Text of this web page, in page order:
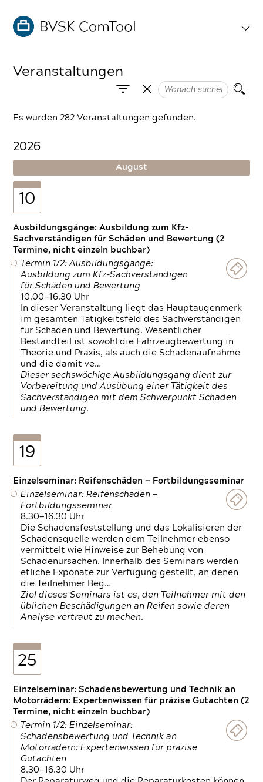
Veranstaltungen
Es wurden 282 Veranstaltungen gefunden.
2026
August
10
Ausbildungsgänge: Ausbildung zum Kfz-
Sachverständigen für Schäden und Bewertung (2
Termine, nicht einzeln buchbar)
Termin 1/2: Ausbildungsgänge:
Ausbildung zum Kfz-Sachverständigen
für Schäden und Bewertung
10.00—16.30 Uhr
In dieser Veranstaltung liegt das Hauptaugenmerk
im gesamten Tätigkeitsfeld des Sachverständigen
für Schäden und Bewertung. Wesentlicher
Bestandteil ist sowohl die Fahrzeugbewertung in
Theorie und Praxis, als auch die Schadenaufnahme
und die damit ve…
Dieser sechswöchige Ausbildungsgang dient zur
Vorbereitung und Ausübung einer Tätigkeit des
Sachverständigen mit dem Schwerpunkt Schaden
und Bewertung.
19
Einzelseminar: Reifenschäden — Fortbildungsseminar
Einzelseminar: Reifenschäden —
Fortbildungsseminar
8.30—16.30 Uhr
Die Schadensfeststellung und das Lokalisieren der
Schadensquelle werden dem Teilnehmer ebenso
vermittelt wie Hinweise zur Behebung von
Schadenursachen. Innerhalb des Seminars werden
etliche Exponate zur Verfügung gestellt, an denen
die Teilnehmer Beg…
Ziel dieses Seminars ist es, den Teilnehmer mit den
üblichen Beschädigungen an Reifen sowie deren
Analyse vertraut zu machen.
25
Einzelseminar: Schadensbewertung und Technik an
Motorrädern: Expertenwissen für präzise Gutachten (2
Termine, nicht einzeln buchbar)
Termin 1/2: Einzelseminar:
Schadensbewertung und Technik an
Motorrädern: Expertenwissen für präzise
Gutachten
8.30—16.30 Uhr